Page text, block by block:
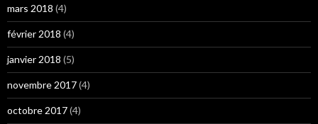
mars 2018 (4)
février 2018 (4)
janvier 2018 (5)
novembre 2017(4)
octobre 2017(4)